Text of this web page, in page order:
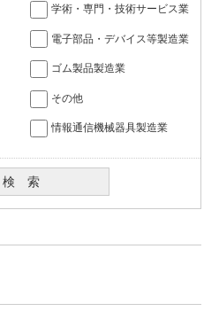
学術・専門・技術サービス業
電子部品・デバイス等製造業
ゴム製品製造業
その他
情報通信機械器具製造業